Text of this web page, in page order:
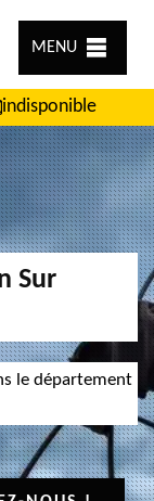
MENU
indisponible
Sur
le département